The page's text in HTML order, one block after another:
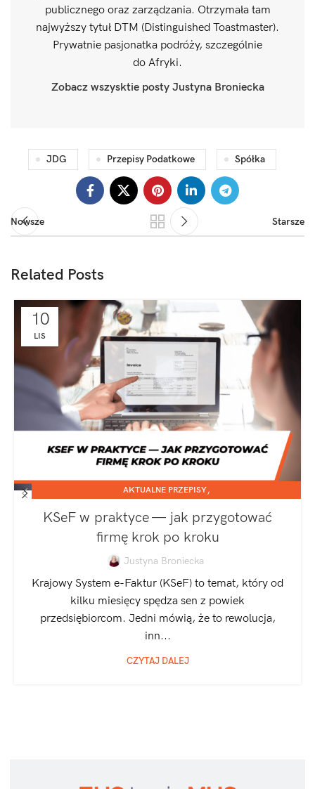
publicznego oraz zarządzania. Otrzymała tam
najwyższy tytuł DTM (Distinguished Toastmaster).
Prywatnie pasjonatka podróży, szczególnie
do Afryki.
Zobacz wszysktie posty Justyna Broniecka
JDG Przepisy Podatkowe Spółka
Nowsze Starsze
Related Posts
10
LIS
AKTUALNE PRZEPISY,
SPÓŁKA Z O.O.
KSeF w praktyce — jak przygotować
firmę krok po kroku
Justyna Broniecka
Krajowy System e-Faktur (KSeF) to temat, który od
kilku miesięcy spędza sen z powiek
przedsiębiorcom. Jedni mówią, że to rewolucja,
inn...
CZYTAJ DALEJ